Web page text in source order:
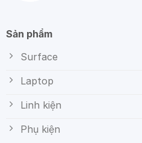
Sản phẩm
Surface
Laptop
Linh kiện
Phụ kiện